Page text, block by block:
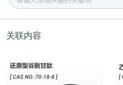
关联内容